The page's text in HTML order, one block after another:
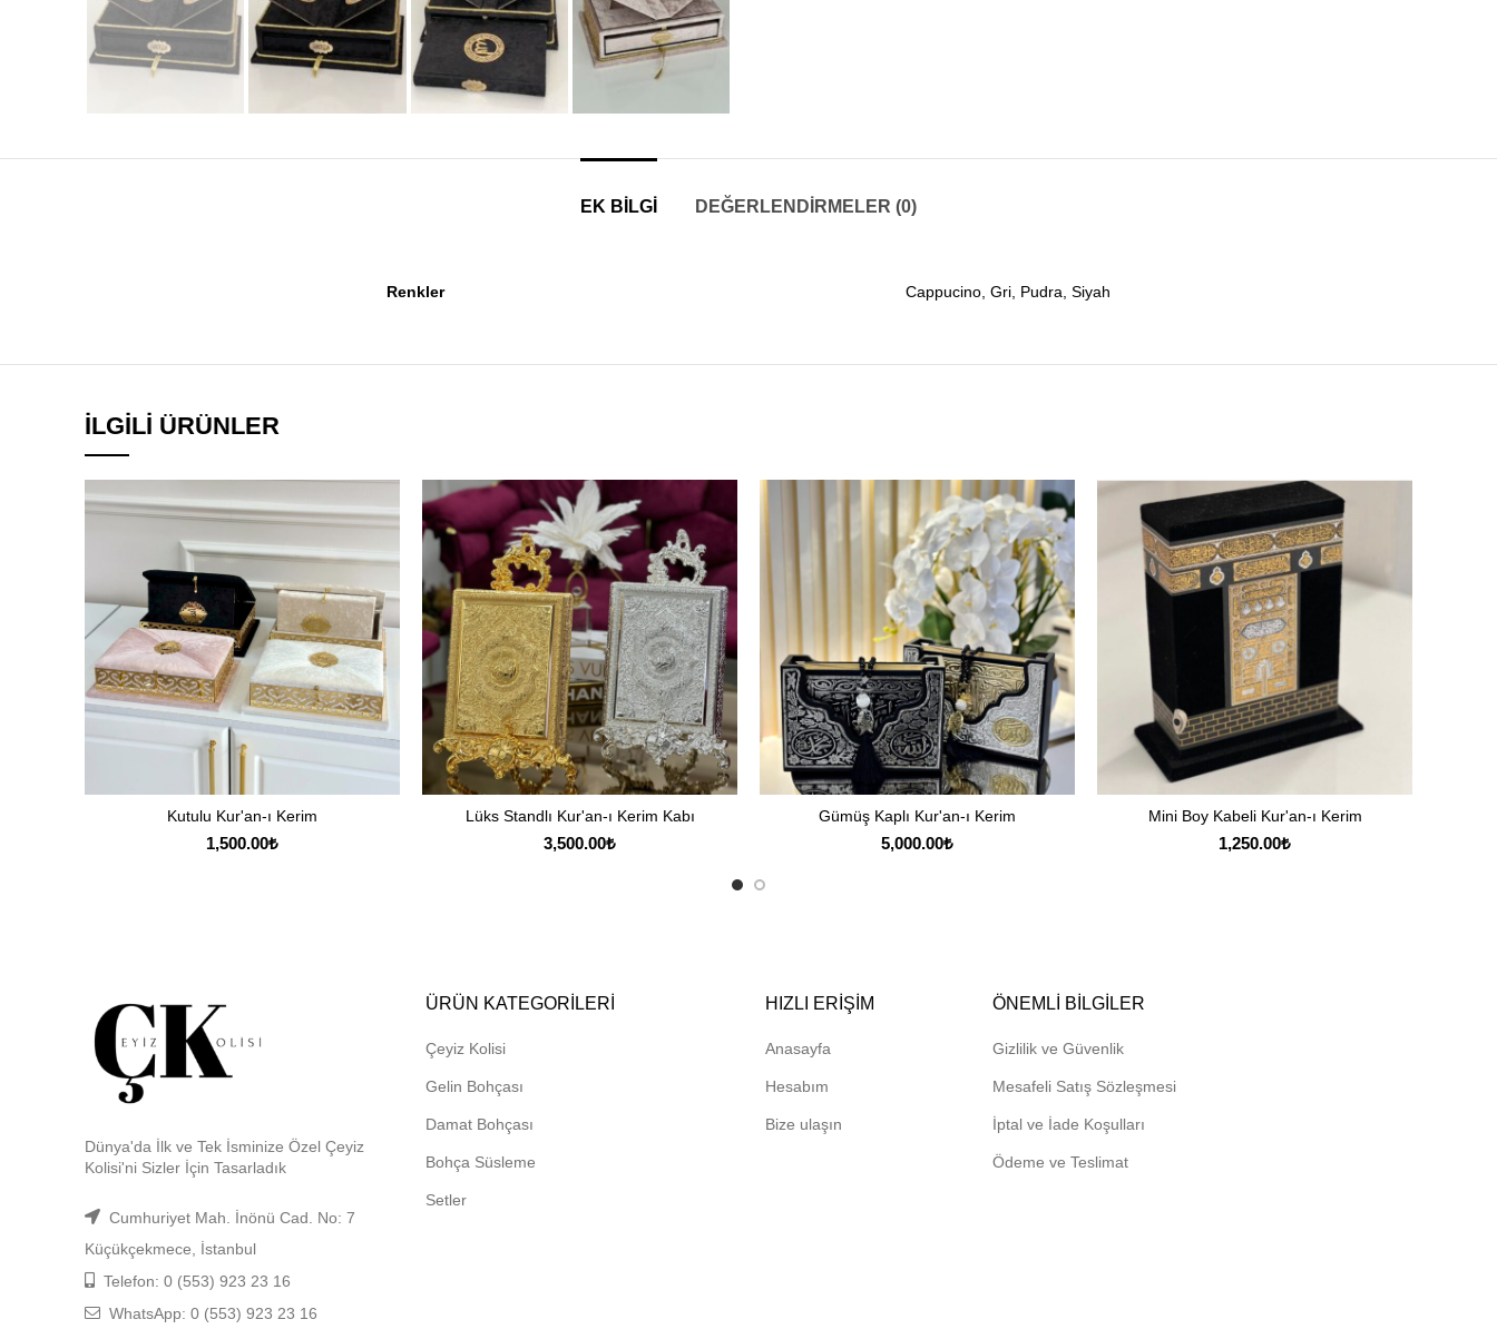
EK BILGI DEĞERLENDIRMELER (0)
Renkler Cappucino, Gri, Pudra, Siyah
İLGILI ÜRÜNLER
SEÇENEKLER
Kutulu Kur'an-ı Kerim
1,500.00₺
SEÇENEKLER
Lüks Standlı Kur'an-ı Kerim Kabı
3,500.00₺
SEÇENEKLER
Gümüş Kaplı Kur'an-ı Kerim
5,000.00₺
SEPETE EKLE
Mini Boy Kabeli Kur'an-ı Kerim
1,250.00₺
Dünya'da İlk ve Tek İsminize Özel Çeyiz
Kolisi'ni Sizler İçin Tasarladık
Cumhuriyet Mah. İnönü Cad. No: 7
Küçükçekmece, İstanbul
Telefon: 0 (553) 923 23 16
WhatsApp: 0 (553) 923 23 16
ÜRÜN KATEGORILERI
Çeyiz Kolisi
Gelin Bohçası
Damat Bohçası
Bohça Süsleme
Setler
HIZLI ERIŞIM
Anasayfa
Hesabım
Bize ulaşın
ÖNEMLI BILGILER
Gizlilik ve Güvenlik
Mesafeli Satış Sözleşmesi
İptal ve İade Koşulları
Ödeme ve Teslimat